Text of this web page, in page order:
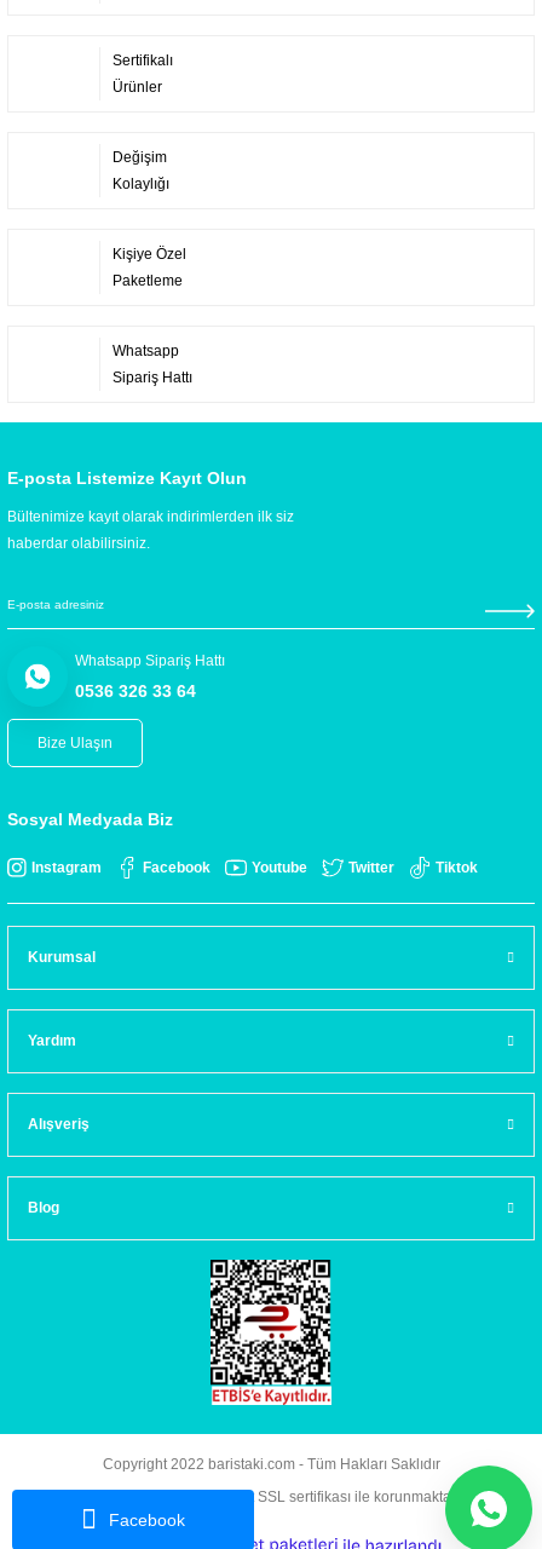
Facebook
Sertifikalı
Ürünler
Değişim
Kolaylığı
Kişiye Özel
Paketleme
Whatsapp
Sipariş Hattı
E-posta Listemize Kayıt Olun
Bültenimize kayıt olarak indirimlerden ilk siz
haberdar olabilirsiniz.
Whatsapp Sipariş Hattı
0536 326 33 64
Bize Ulaşın
Sosyal Medyada Biz
Instagram Facebook Youtube Twitter Tiktok
Kurumsal
Yardım
Alışveriş
Blog
Copyright 2022 baristaki.com - Tüm Hakları Saklıdır
Kredi kartı bilgileriniz 256bit SSL sertifikası ile korunmaktadır.
e- ile